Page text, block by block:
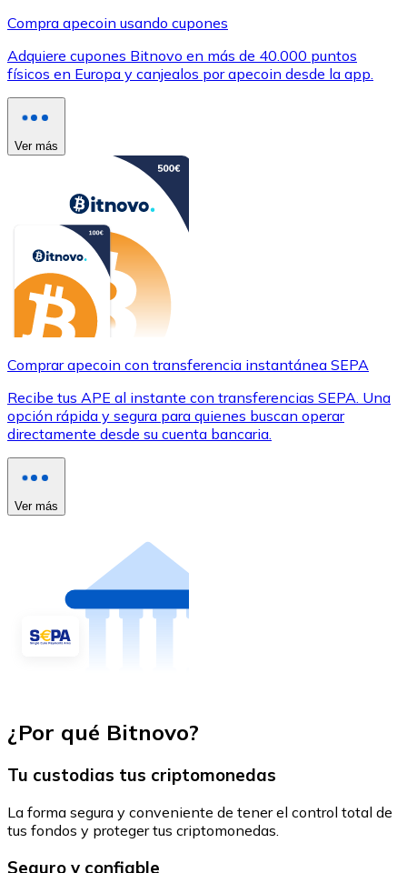
Compra apecoin usando cupones
Adquiere cupones Bitnovo en más de 40.000 puntos
físicos en Europa y canjealos por apecoin desde la app.
Ver más
Comprar apecoin con transferencia instantánea SEPA
Recibe tus APE al instante con transferencias SEPA. Una
opción rápida y segura para quienes buscan operar
directamente desde su cuenta bancaria.
Ver más
¿Por qué Bitnovo?
Tu custodias tus criptomonedas
La forma segura y conveniente de tener el control total de
tus fondos y proteger tus criptomonedas.
Seguro y confiable